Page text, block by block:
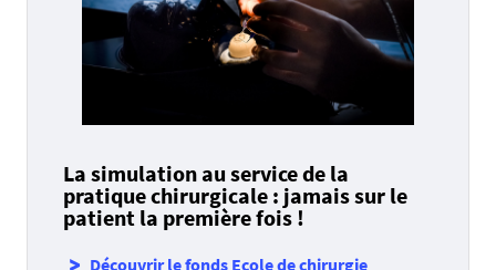
La simulation au service de la
pratique chirurgicale : jamais sur le
patient la première fois !
Découvrir le fonds Ecole de chirurgie